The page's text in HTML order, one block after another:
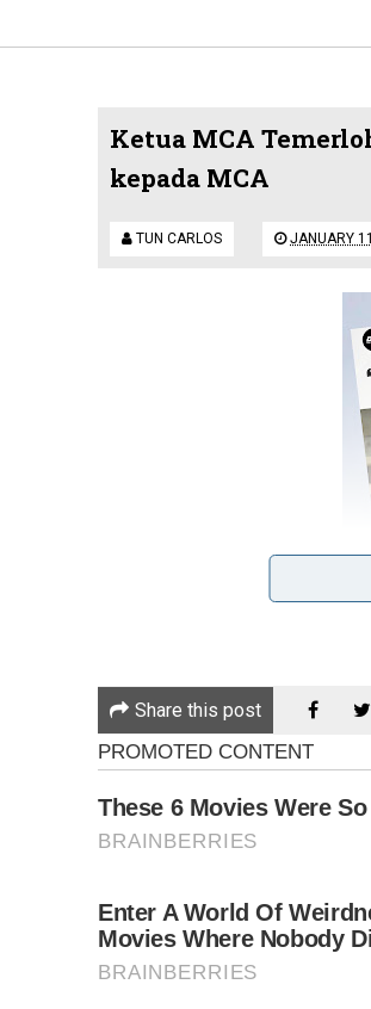
Ketua MCA
kepada MCA
TUN CARLOS JANUARY
bertujuan mengguris perasaan
Ketua MCA Temerloh, Wong
diputarbelit sehingga
Share this post